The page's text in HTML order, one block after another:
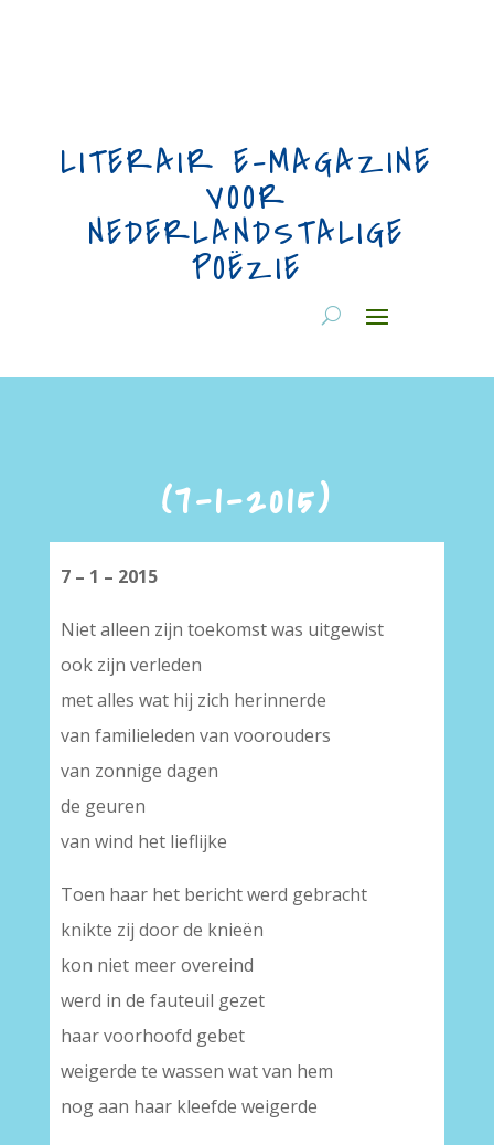
LITERAIR E-MAGAZINE
VOOR
NEDERLANDSTALIGE
POËZIE
(7-1-2015)
7 – 1 – 2015
Niet alleen zijn toekomst was uitgewist
ook zijn verleden
met alles wat hij zich herinnerde
van familieleden van voorouders
van zonnige dagen
de geuren
van wind het lieflijke
Toen haar het bericht werd gebracht
knikte zij door de knieën
kon niet meer overeind
werd in de fauteuil gezet
haar voorhoofd gebet
weigerde te wassen wat van hem
nog aan haar kleefde weigerde